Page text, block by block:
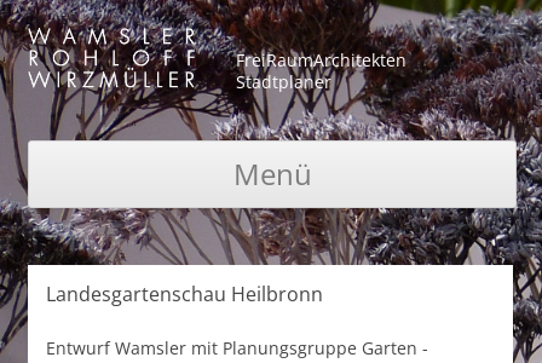
FreiRaumArchitekten
Stadtplaner
Menü
Zum Inhalt springen
Landesgartenschau Heilbronn
Entwurf Wamsler mit Planungsgruppe Garten -